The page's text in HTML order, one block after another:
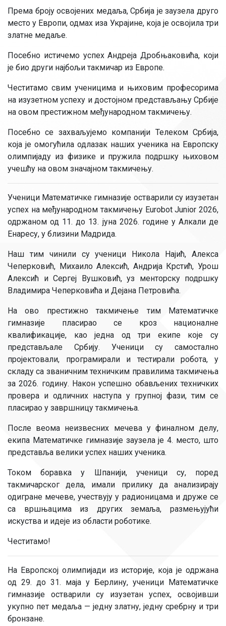
Према броју освојених медаља, Србија је заузела друго
место у Европи, одмах иза Украјине, која је освојила три
златне медаље.
Посебно истичемо успех Андреја Дробњаковића, који
је био други најбољи такмичар из Европе.
Честитамо свим ученицима и њиховим професорима
на изузетном успеху и достојном представљању Србије
на овом престижном међународном такмичењу.
Посебно се захваљујемо компанији Телеком Србија,
која је омогућила одлазак наших ученика на Европску
олимпијаду из физике и пружила подршку њиховом
учешћу на овом значајном такмичењу.
Ученици Математичке гимназије остварили су изузетан
успех на међународном такмичењу Eurobot Junior 2026,
одржаном од 11. до 13. јуна 2026. године у Алкали де
Енаресу, у близини Мадрида.
Наш тим чинили су ученици Никола Најић, Алекса
Чеперковић, Михаило Алексић, Андрија Крстић, Урош
Алексић и Сергеј Вушковић, уз менторску подршку
Владимира Чеперковића и Дејана Петровића.
На ово престижно такмичење тим Математичке
гимназије пласирао се кроз националне
квалификације, као једна од три екипе које су
представљале Србију. Ученици су самостално
пројектовали, програмирали и тестирали робота, у
складу са званичним техничким правилима такмичења
за 2026. годину. Након успешно обављених техничких
провера и одличних наступа у групној фази, тим се
пласирао у завршницу такмичења.
После веома неизвесних мечева у финалном делу,
екипа Математичке гимназије заузела је 4. место, што
представља велики успех наших ученика.
Током боравка у Шпанији, ученици су, поред
такмичарског дела, имали прилику да анализирају
одигране мечеве, учествују у радионицама и друже се
са вршњацима из других земаља, размењујући
искуства и идеје из области роботике.
Честитамо!
На Европској олимпијади из историје, која је одржана
од 29. до 31. маја у Берлину, ученици Математичке
гимназије остварили су изузетан успех, освојивши
укупно пет медаља — једну златну, једну сребрну и три
бронзане.